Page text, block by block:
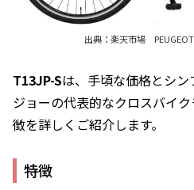
出典：楽天市場
T13JP-Sは、手頃な価格とシ
ジョーの代表的なクロスバイ
徴を詳しくご紹介します。
特徴